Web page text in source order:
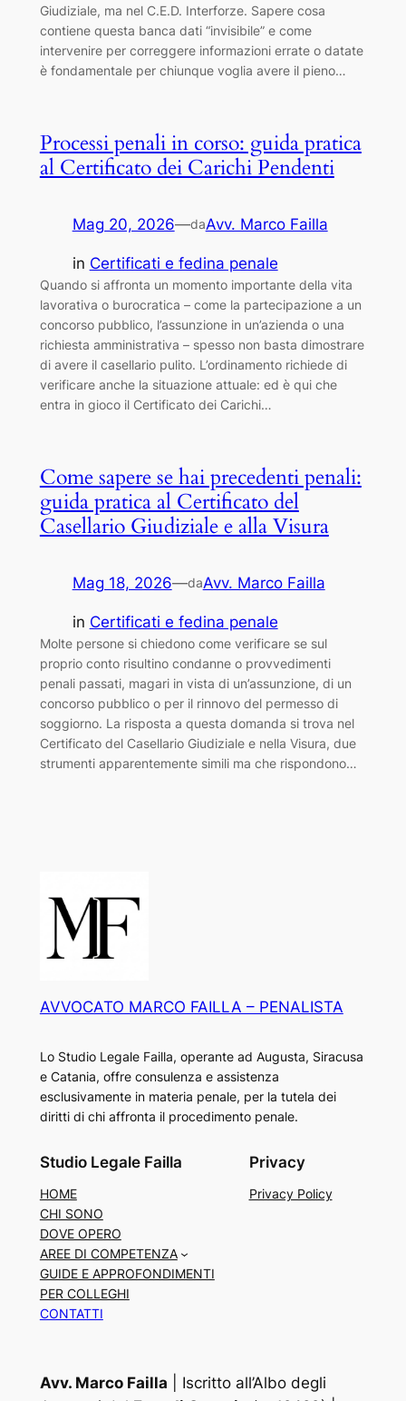
Giudiziale, ma nel C.E.D. Interforze. Sapere cosa
contiene questa banca dati “invisibile” e come
intervenire per correggere informazioni errate o datate
è fondamentale per chiunque voglia avere il pieno…
Processi penali in corso: guida pratica
al Certificato dei Carichi Pendenti
Mag 20, 2026—daAvv. Marco Failla
in Certificati e fedina penale
Quando si affronta un momento importante della vita
lavorativa o burocratica – come la partecipazione a un
concorso pubblico, l’assunzione in un’azienda o una
richiesta amministrativa – spesso non basta dimostrare
di avere il casellario pulito. L’ordinamento richiede di
verificare anche la situazione attuale: ed è qui che
entra in gioco il Certificato dei Carichi…
Come sapere se hai precedenti penali:
guida pratica al Certificato del
Casellario Giudiziale e alla Visura
Mag 18, 2026—daAvv. Marco Failla
in Certificati e fedina penale
Molte persone si chiedono come verificare se sul
proprio conto risultino condanne o provvedimenti
penali passati, magari in vista di un’assunzione, di un
concorso pubblico o per il rinnovo del permesso di
soggiorno. La risposta a questa domanda si trova nel
Certificato del Casellario Giudiziale e nella Visura, due
strumenti apparentemente simili ma che rispondono…
AVVOCATO MARCO FAILLA – PENALISTA
Lo Studio Legale Failla, operante ad Augusta, Siracusa
e Catania, offre consulenza e assistenza
esclusivamente in materia penale, per la tutela dei
diritti di chi affronta il procedimento penale.
Studio Legale Failla
HOME
CHI SONO
DOVE OPERO
AREE DI COMPETENZA
GUIDE E APPROFONDIMENTI
PER COLLEGHI
CONTATTI
Privacy
Privacy Policy
Avv. Marco Failla | Iscritto all’Albo degli